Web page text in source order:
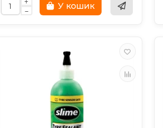
У кошик